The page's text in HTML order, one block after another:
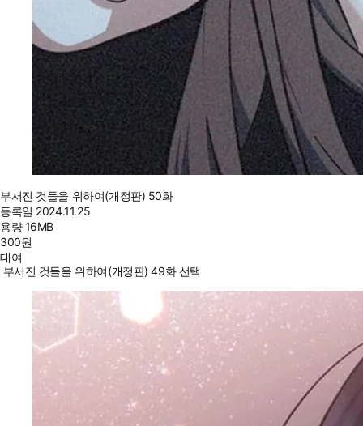
부서진 것들을 위하여(개정판) 50화
등록일 2024.11.25
용량16MB
300원
대여
부서진 것들을 위하여(개정판) 49화 선택